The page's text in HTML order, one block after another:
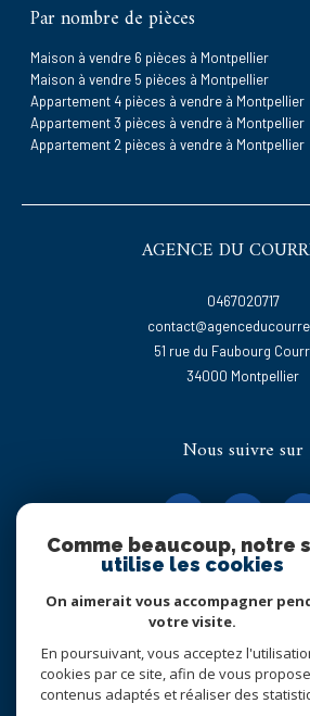
Par nombre de pièces
Maison à vendre 6 pièces à Montpellier
Maison à vendre 5 pièces à Montpellier
Appartement 4 pièces à vendre à Montpellier
Appartement 3 pièces à vendre à Montpellier
Appartement 2 pièces à vendre à Montpellier
AGENCE DU
0467020717
51 rue du Faubourg
34000
montpellier
Nous suivre sur
Adhérents
Comme beaucoup, notre
utilise les cookies
On aimerait vous accompagner
votre visite.
En poursuivant, vous acceptez
cookies par ce site, afin de vous
contenus adaptés et réaliser des